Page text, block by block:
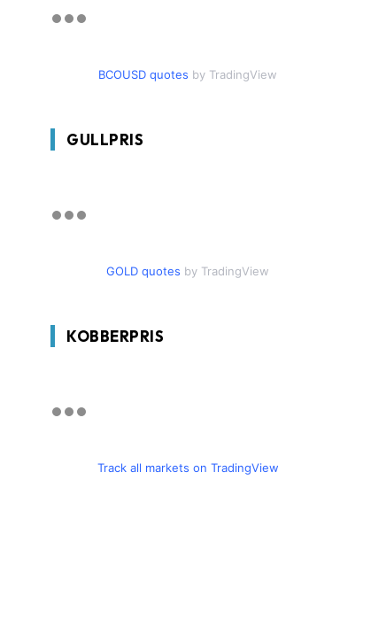
BCOUSD quotes by TradingView
GULLPRIS
GOLD quotes by TradingView
KOBBERPRIS
Track all markets on TradingView